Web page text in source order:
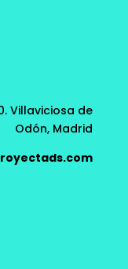
Villaviciosa de
Odón, Madrid